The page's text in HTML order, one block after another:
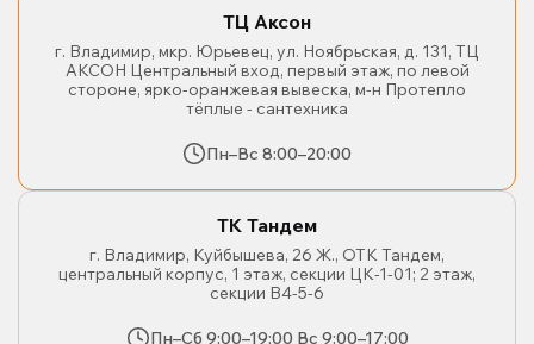
ТЦ Аксон
г. Владимир, мкр. Юрьевец, ул. Ноябрьская, д. 131, ТЦ
АКСОН Центральный вход, первый этаж, по левой
стороне, ярко-оранжевая вывеска, м-н Протепло
тёплые - сантехника
Пн–Вс 8:00–20:00
ТК Тандем
г. Владимир, Куйбышева, 26 Ж., ОТК Тандем,
центральный корпус, 1 этаж, секции ЦК-1-01; 2 этаж,
секции В4-5-6
Пн–Сб 9:00–19:00 Вс 9:00–17:00